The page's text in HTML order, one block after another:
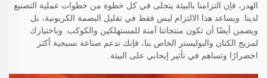
الهدر، فإن التزامنا بالبيئة يتجلى في كل خطوة من خطوات عملية التصنيع
لدينا. ويساعد هذا الالتزام ليس فقط في تقليل البصمة الكربونية، بل
ويضمن أيضًا أن تكون منتجاتنا آمنة للمستهلكين والكوكب. وباختيارك
لمزيج الكتان والبوليستر الخاص بنا، فإنك تدعم صناعة نسيجية أكثر
اخضرارًا وتساهم في تأثير إيجابي على البيئة.